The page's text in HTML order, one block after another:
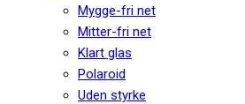
Mygge-fri net
Mitter-fri net
Klart glas
Polaroid
Uden styrke